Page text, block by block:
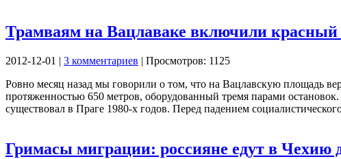
Трамваям на Вацлаваке включили красный
2012-12-01 | 3 комментариев | Просмотров: 1125
Ровно месяц назад мы говорили о том, что на Вацлавскую площадь
протяженностью 650 метров, оборудованный тремя парами
существовал в Праге 1980-х годов. Перед падением
Гримасы миграции: россияне едут в Чехию